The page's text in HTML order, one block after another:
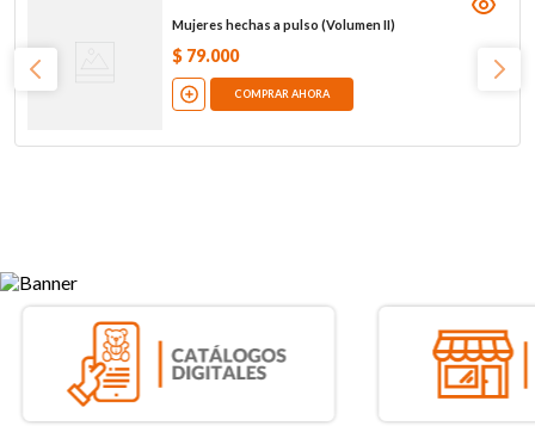
Mujeres hechas a pulso (Volumen II)
$ 79.000
COMPRAR AHORA